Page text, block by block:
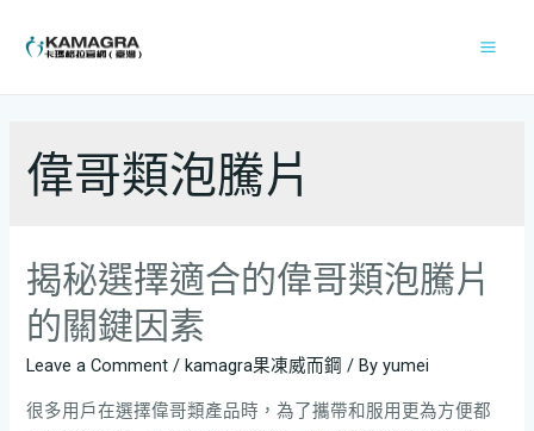
偉哥類泡騰片
揭秘選擇適合的偉哥類泡騰片
的關鍵因素
Leave a Comment /kamagra果凍威而鋼 / Byyumei
很多用戶在選擇偉哥類產品時，為了攜帶和服用更為方便都